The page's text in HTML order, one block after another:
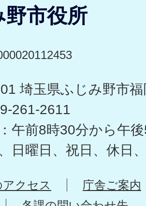
市役所
埼玉県ふじみ野市
261-2611
午前8時30分から午
、日曜日、祝日、休日
クセス
庁舎ご案内